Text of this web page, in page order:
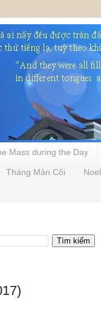
Mass during the Day
Tháng Mân Côi Noel